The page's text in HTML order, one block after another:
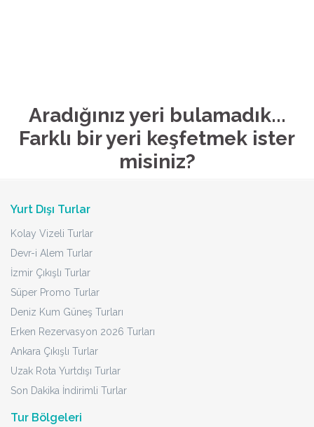
Aradığınız yeri bulamadık...
Farklı bir yeri keşfetmek ister
misiniz?
Yurt Dışı Turlar
Kolay Vizeli Turlar
Devr-i Alem Turlar
İzmir Çıkışlı Turlar
Süper Promo Turlar
Deniz Kum Güneş Turları
Erken Rezervasyon 2026 Turları
Ankara Çıkışlı Turlar
Uzak Rota Yurtdışı Turlar
Son Dakika İndirimli Turlar
Tur Bölgeleri